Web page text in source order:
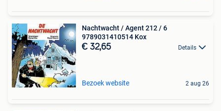
Nachtwacht / Agent 212 / 6
9789031410514 Kox
€ 32,65 Details
Bezoek website 2 aug 26